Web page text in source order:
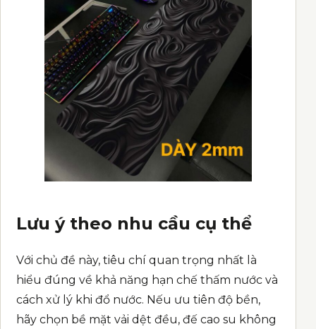
Lưu ý theo nhu cầu cụ thể
Với chủ đề này, tiêu chí quan trọng nhất là
hiểu đúng về khả năng hạn chế thấm nước và
cách xử lý khi đổ nước. Nếu ưu tiên độ bền,
hãy chọn bề mặt vải dệt đều, đế cao su không